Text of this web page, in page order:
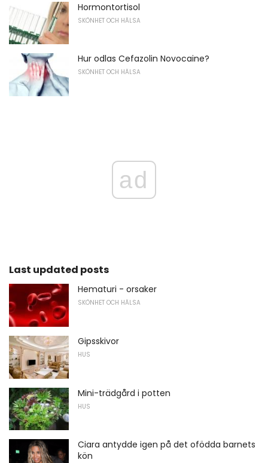
Hormontortisol
SKÖNHET OCH HÄLSA
Hur odlas Cefazolin Novocaine?
SKÖNHET OCH HÄLSA
ad
Last updated posts
Hematuri - orsaker
SKÖNHET OCH HÄLSA
Gipsskivor
HUS
Mini-trädgård i potten
HUS
Ciara antydde igen på det ofödda barnets
kön